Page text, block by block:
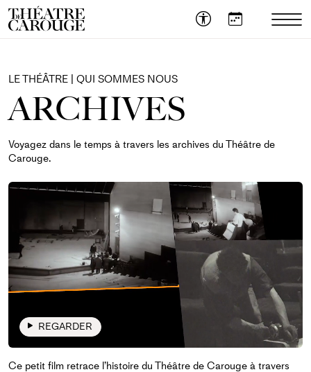
LE THÉÂTRE | QUI SOMMES NOUS
ARCHIVES
Voyagez dans le temps à travers les archives du Théâtre de
Carouge.
REGARDER
Ce petit film retrace l’histoire du Théâtre de Carouge à travers